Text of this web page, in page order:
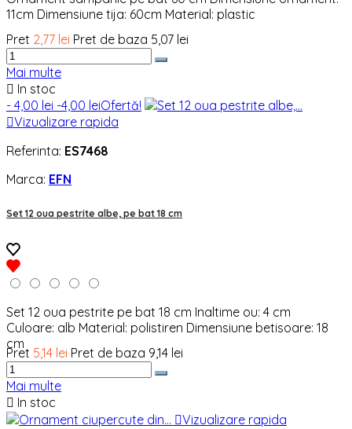
11cm Dimensiune tija: 60cm Material: plastic
Pret 2,77 lei Pret de baza 5,07 lei
Mai multe
 In stoc
- 4,00 lei -4,00 leiOfertă!
Vizualizare rapida
Referinta: ES7468
Marca: EFN
Set 12 oua pestrite albe, pe bat 18 cm
Set 12 oua pestrite pe bat 18 cm Inaltime ou: 4 cm
Culoare: alb Material: polistiren Dimensiune betisoare: 18
cm
Pret 5,14 lei Pret de baza 9,14 lei
Mai multe
 In stoc
Vizualizare rapida